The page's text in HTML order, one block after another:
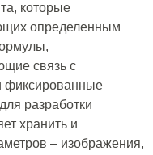
которые
определенным
связь с
фиксированные
разработки
хранить и
– изображения,